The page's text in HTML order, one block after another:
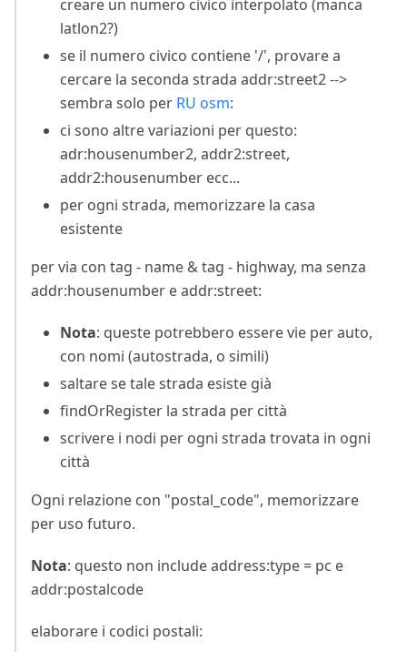
creare un numero civico interpolato (manca
latlon2?)
se il numero civico contiene '/', provare a
cercare la seconda strada addr:street2-->
sembra solo per RU osm:
ci sono altre variazioni per questo:
adr:housenumber2, addr2:street,
addr2:housenumber ecc...
per ogni strada, memorizzare la casa
esistente
per via con tag - name & tag - highway, ma senza
addr:housenumber e addr:street:
Nota: queste potrebbero essere vie per auto,
con nomi (autostrada, o simili)
saltare se tale strada esiste già
findOrRegister la strada per città
scrivere i nodi per ogni strada trovata in ogni
città
Ogni relazione con "postal_code", memorizzare
per uso futuro.
Nota: questo non include address:type = pc e
addr:postalcode
elaborare i codici postali: